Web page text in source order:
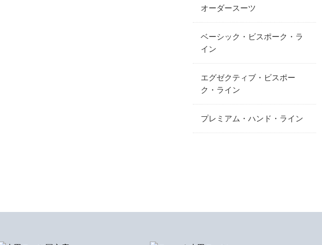
オーダースーツ
ベーシック・ビスポーク・ラ
イン
エグゼクティブ・ビスポー
ク・ライン
プレミアム・ハンド・ライン